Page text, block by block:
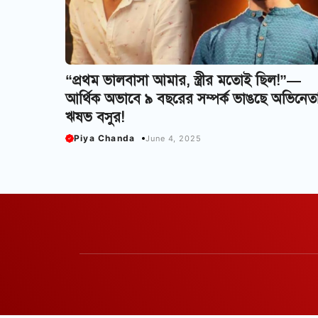
“প্রথম ভালবাসা আমার, স্ত্রীর মতোই ছিল!”—
আর্থিক অভাবে ৯ বছরের সম্পর্ক ভাঙছে
ঋষভ বসুর!
Piya Chanda June 4, 2025